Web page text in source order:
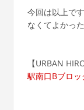
今回は以上で
なくてよかっ
【URBAN
駅南口Bブロ